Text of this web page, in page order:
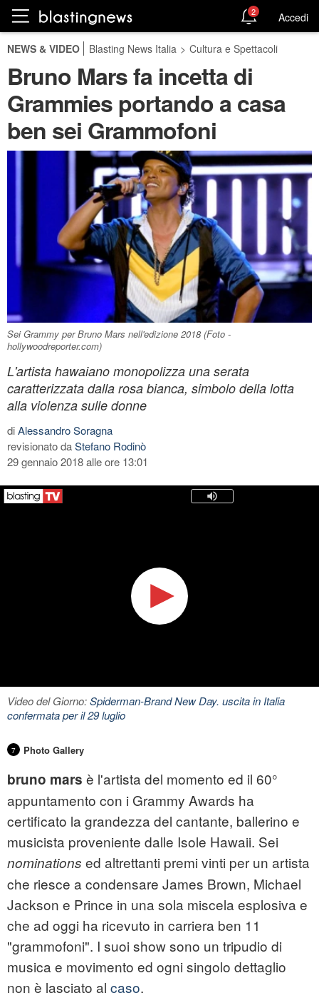
2 Accedi
NEWS & VIDEO Blasting News Italia > Cultura e Spettacoli
Bruno Mars fa incetta di
Grammies portando a casa
ben sei Grammofoni
Sei Grammy per Bruno Mars nell'edizione 2018 (Foto -
hollywoodreporter.com)
L'artista hawaiano monopolizza una serata
caratterizzata dalla rosa bianca, simbolo della lotta
alla violenza sulle donne
diAlessandro Soragna
revisionato daStefano Rodinò
29 gennaio 2018 alle ore 13:01
Video del Giorno:Spiderman-Brand New Day. uscita in Italia
confermata per il 29 luglio
7 Photo Gallery
bruno mars è l'artista del momento ed il 60°
appuntamento con i Grammy Awards ha
certificato la grandezza del cantante, ballerino e
musicista proveniente dalle Isole Hawaii. Sei
nominations ed altrettanti premi vinti per un artista
che riesce a condensare James Brown, Michael
Jackson e Prince in una sola miscela esplosiva e
che ad oggi ha ricevuto in carriera ben 11
"grammofoni". I suoi show sono un tripudio di
musica e movimento ed ogni singolo dettaglio
non è lasciato al caso.